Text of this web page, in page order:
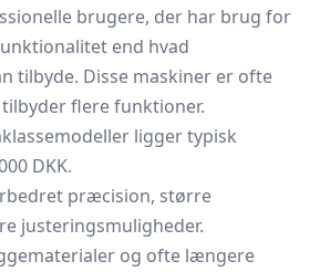
brugere, der har brug for
end hvad
tilbyde. Disse maskiner er ofte
flere funktioner.
ligger typisk
DKK.
præcision, større
justeringsmuligheder.
og ofte længere